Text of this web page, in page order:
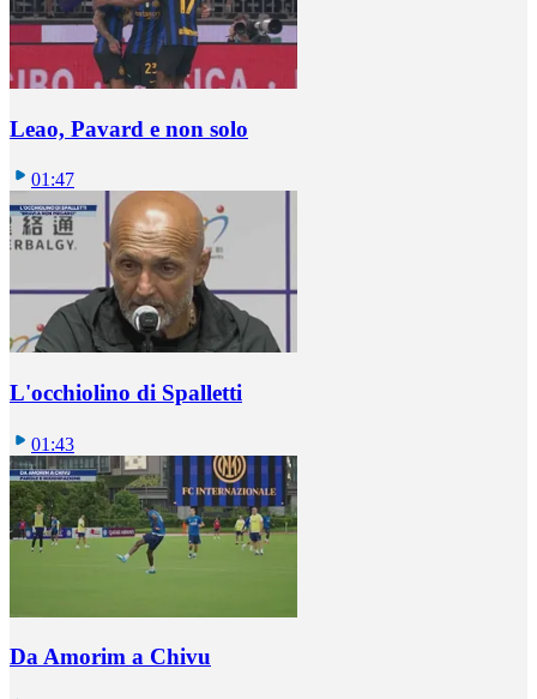
Leao, Pavard e non solo
01:47
L'occhiolino di Spalletti
01:43
Da Amorim a Chivu